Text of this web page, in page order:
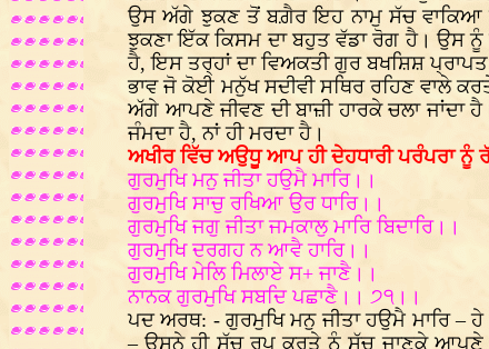
ਉਸ ਅੱਗੇ ਝੁਕਣ ਤੋਂ ਬਗ਼ੈਰ ਇਹ ਨਾਮੁ ਸੱਚ ਵਾਕਿਆ
ਝੁਕਣਾ ਇੱਕ ਕਿਸਮ ਦਾ ਬਹੁਤ ਵੱਡਾ ਰੋਗ ਹੈ। ਉਸ
ਹੈ, ਇਸ ਤਰ੍ਹਾਂ ਦਾ ਵਿਅਕਤੀ ਗੁਰ ਬਖਸ਼ਿਸ਼
ਭਾਵ ਜੋ ਕੋਈ ਮਨੁੱਖ ਸਦੀਵੀ ਸਥਿਰ ਰਹਿਣ ਵਾਲੇ
ਅੱਗੇ ਆਪਣੇ ਜੀਵਣ ਦੀ ਬਾਜ਼ੀ ਹਾਰਕੇ ਚਲਾ ਜਾਂਦਾ
ਜੰਮਦਾ ਹੈ, ਨਾਂ ਹੀ ਮਰਦਾ ਹੈ।
ਅਖੀਰ ਵਿੱਚ ਅਉਧੂ ਆਪ ਹੀ ਦੇਹਧਾਰੀ ਪਰੰਪਰਾ ਨੂੰ
ਗੁਰਮੁਖਿ ਮਨੁ ਜੀਤਾ ਹਉਮੈ ਮਾਰਿ।।
ਗੁਰਮੁਖਿ ਸਾਚੁ ਰਖਿਆ ਉਰ ਧਾਰਿ।।
ਗੁਰਮੁਖਿ ਜਗੁ ਜੀਤਾ ਜਮਕਾਲੁ ਮਾਰਿ ਬਿਦਾਰਿ।।
ਗੁਰਮੁਖਿ ਦਰਗਹ ਨ ਆਵੈ ਹਾਰਿ।।
ਗੁਰਮੁਖਿ ਮੇਲਿ ਮਿਲਾਏ ਸ+ ਜਾਣੈ।।
ਨਾਨਕ ਗੁਰਮੁਖਿ ਸਬਦਿ ਪਛਾਣੈ।। ੭੧।।
ਪਦ ਅਰਥ: - ਗੁਰਮੁਖਿ ਮਨੁ ਜੀਤਾ ਹਉਮੈ ਮਾਰਿ –
– ਉਸਨੇ ਹੀ ਸੱਚ ਰੂਪ ਕਰਤੇ ਨੂੰ ਸੱਚ ਜਾਣਕੇ ਆਪਣੇ